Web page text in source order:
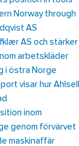
Norway through
AS
AS och stärker
arbetskläder
i östra Norge
visar hur Ahlsell
inom
genom förvärvet
maskinaffär